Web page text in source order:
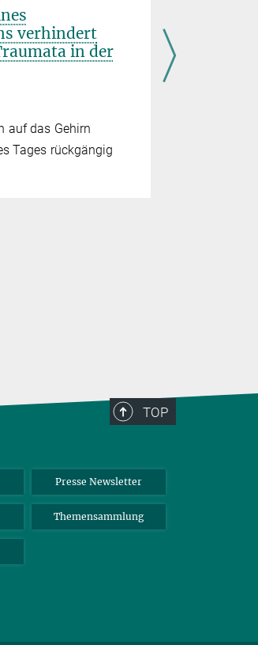
verhindert
in der
auf das Gehirn
Tages rückgängig
TOP
Presse Newsletter
Themensammlung